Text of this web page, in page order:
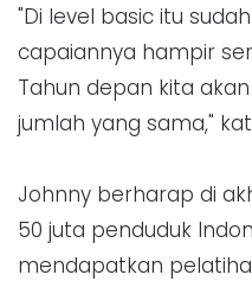
"Di level basic itu
capaiannya hampir
Tahun depan kita
jumlah yang sama,"
Johnny berharap di
50 juta penduduk
mendapatkan